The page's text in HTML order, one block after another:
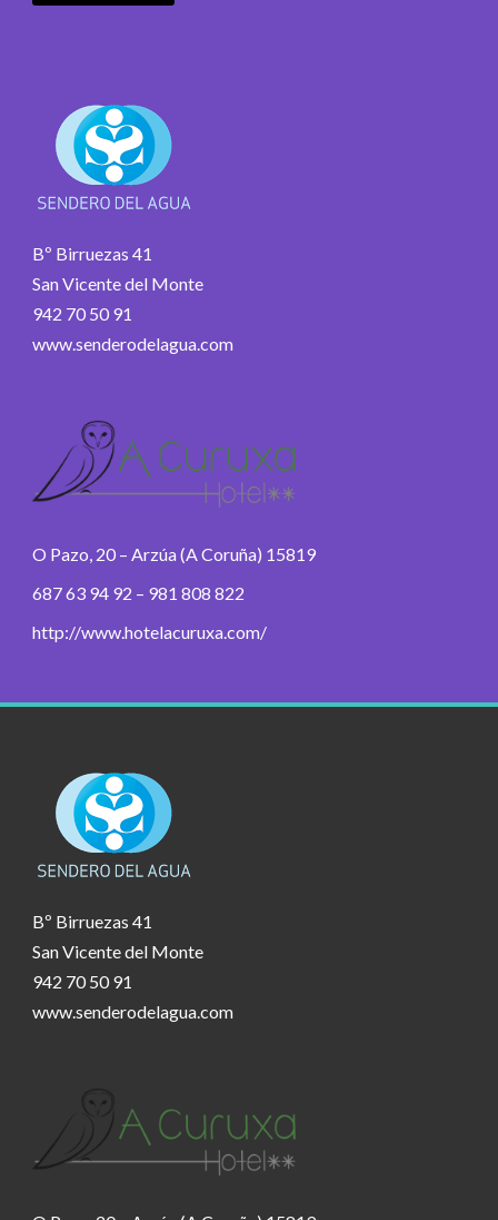
Bº Birruezas 41
San Vicente del Monte
942 70 50 91
www.senderodelagua.com
O Pazo, 20 – Arzúa (A Coruña) 15819
687 63 94 92 – 981 808 822
http://www.hotelacuruxa.com/
Bº Birruezas 41
San Vicente del Monte
942 70 50 91
www.senderodelagua.com